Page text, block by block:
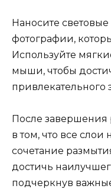
Наносите световые
фотографии,
Используйте
мыши, чтобы
После завершения
в том, что все
сочетание
достичь
подчеркнув